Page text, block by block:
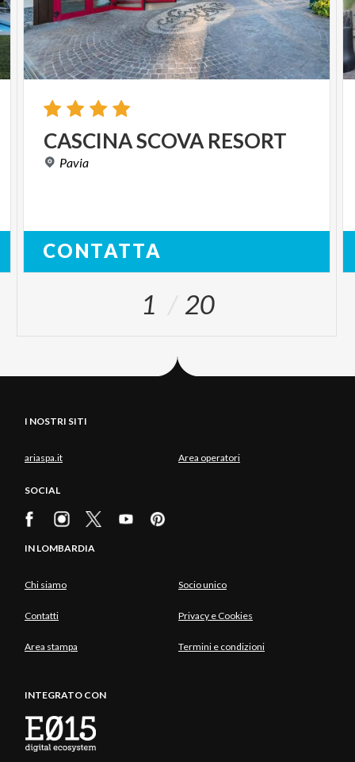
CASCINASCOVA RESORT
Pavia
CONTATTA
1 20
I NOSTRI SITI
ariaspa.it Area operatori
SOCIAL
IN LOMBARDIA
Chi siamo Socio unico
Contatti Privacy e Cookies
Area stampa Termini e condizioni
INTEGRATO CON